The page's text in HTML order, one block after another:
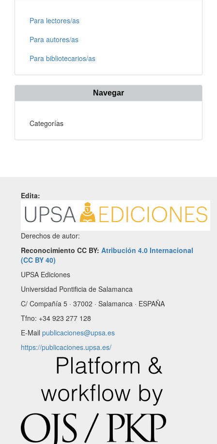
Para lectores/as
Para autores/as
Para bibliotecarios/as
Navegar
Categorías
Edita:
Derechos de autor:
Reconocimiento CC BY: Atribución 4.0 Internacional
(CC BY 40)
UPSA Ediciones
Universidad Pontificia de Salamanca
C/ Compañía 5 · 37002 · Salamanca · ESPAÑA
Tfno: +34 923 277 128
E-Mail publicaciones@upsa.es
https://publicaciones.upsa.es/